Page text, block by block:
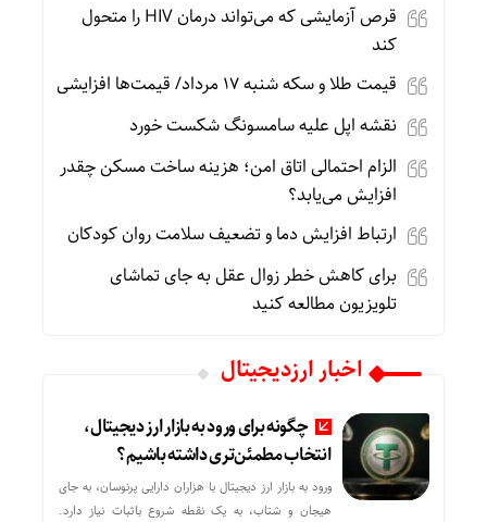
قرص آزمایشی که می‌تواند درمان HIV را متحول
کند
قیمت طلا و سکه شنبه 17 مرداد/ قیمت‌ها افزایشی
نقشه اپل علیه سامسونگ شکست خورد
الزام احتمالی اتاق امن؛ هزینه ساخت مسکن چقدر
افزایش می‌یابد؟
ارتباط افزایش دما و تضعیف سلامت روان کودکان
برای کاهش خطر زوال عقل به جای تماشای
تلویزیون مطالعه کنید
اخبار ارزدیجیتال
چگونه برای ورود به بازار ارز دیجیتال،
انتخاب مطمئن‌تری داشته باشیم؟
ورود به بازار ارز دیجیتال با هزاران دارایی پرنوسان، به جای
هیجان و شتاب، به یک نقطه شروع باثبات نیاز دارد.